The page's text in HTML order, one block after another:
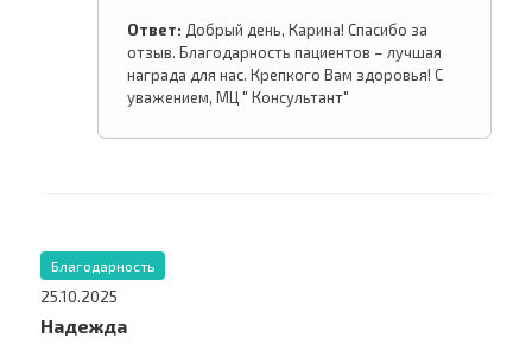
Ответ: Добрый день, Карина! Спасибо за
отзыв. Благодарность пациентов – лучшая
награда для нас. Крепкого Вам здоровья! С
уважением, МЦ " Консультант"
Благодарность
25.10.2025
Надежда